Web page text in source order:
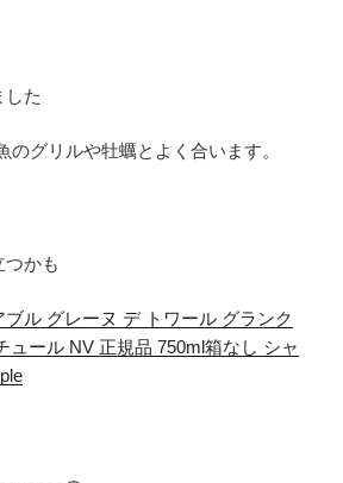
した
のグリルや牡蠣とよく合います。
かも
ブル グレーヌ デ トワール グランク
ュール NV 正規品 750ml箱なし シャ